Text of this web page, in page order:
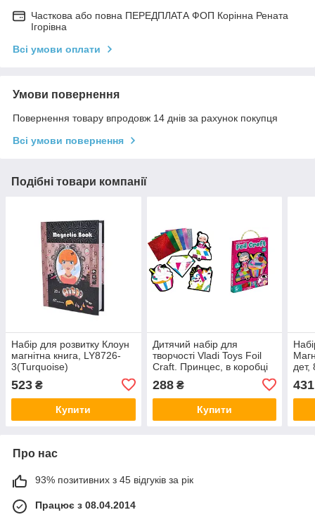
Часткова або повна ПЕРЕДПЛАТА ФОП Корінна Рената
Ігорівна
Всі умови оплати
Умови повернення
Повернення товару впродовж 14 днів за рахунок покупця
Всі умови повернення
Подібні товари компанії
Набір для розвитку Клоун
магнітна книга, LY8726-
3(Turquoise)
523 ₴
Купити
Дитячий набір для
творчості Vladi Toys Foil
Craft. Принцес, в коробці
30 * 22 * 2см, VT4433-11
288₴
Купити
дет,
431
Про нас
93% позитивних з 45 відгуків за рік
Працює з 08.04.2014